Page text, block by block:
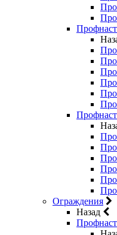
Ограждения
Назад